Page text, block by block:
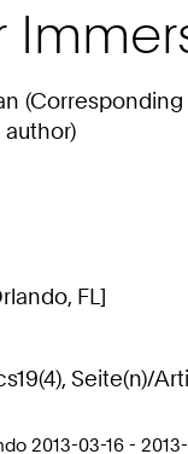
FL]
Seite(n)/
2013-03-16 -